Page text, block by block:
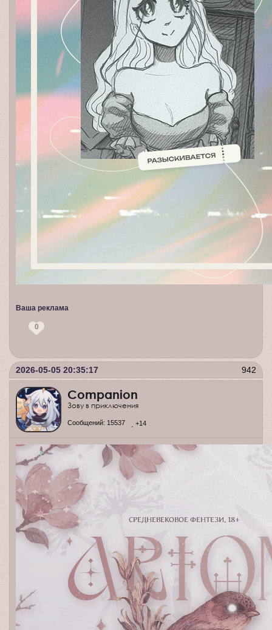
Ваша реклама
0
942
2026-05-05 20:35:17
Companion
Зову в приключения
Сообщений: 15537 +14